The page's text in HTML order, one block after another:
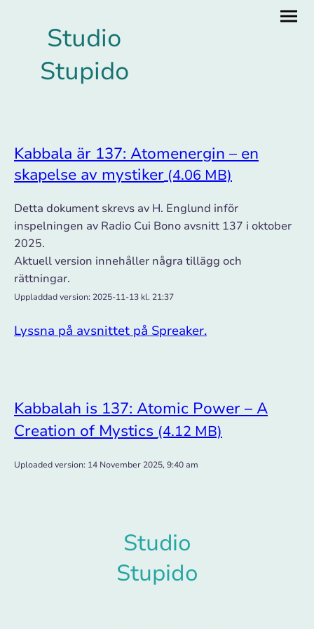
Studio
Stupido
Kabbala är 137: Atomenergin – en
skapelse av mystiker(4.06 MB)
Detta dokument skrevs av H. Englund inför
inspelningen av Radio Cui Bono avsnitt 137 i oktober
2025.
Aktuell version innehåller några tillägg och
rättningar.
Uppladdad version: 2025-11-13 kl. 21:37
Lyssna på avsnittet på Spreaker.
Kabbalah is 137: Atomic Power – A
Creation of Mystics (4.12 MB)
Uploaded version: 14 November 2025, 9:40 am
Studio
Stupido